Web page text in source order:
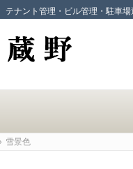
ント管理・ビル管理・駐車場
雪景色